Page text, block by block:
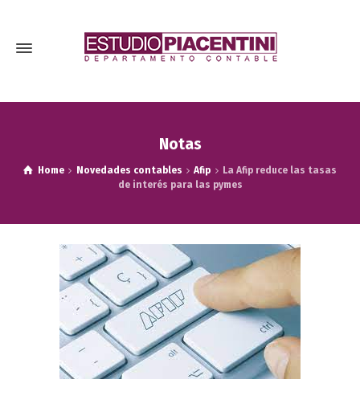
Notas
Home Novedades contables Afip
La Afip reduce las tasas
de interés para las pymes